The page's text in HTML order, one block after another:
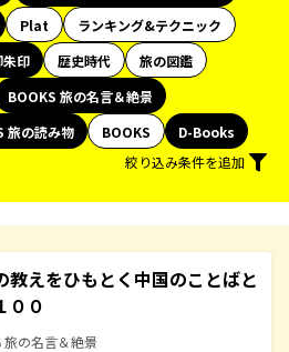
Plat
ランキング&テクニック
朱印 歴史時代
旅の図鑑
BOOKS 旅の名言＆絶景
旅の読み物 BOOKS
D-Books
絞り込み条件を追加
教えをひもとく中国のことばと
００
旅の名言＆絶景